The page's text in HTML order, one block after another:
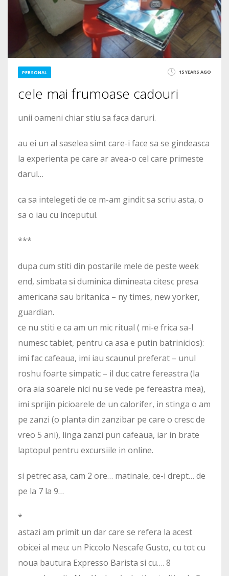
PERSONAL 15 YEARS AGO
cele mai frumoase cadouri
unii oameni chiar stiu sa faca daruri.
au ei un al saselea simt care-i face sa se gindeasca
la experienta pe care ar avea-o cel care primeste
darul…
ca sa intelegeti de ce m-am gindit sa scriu asta, o
sa o iau cu inceputul.
***
dupa cum stiti din postarile mele de peste week
end, simbata si duminica dimineata citesc presa
americana sau britanica – ny times, new yorker,
guardian.
ce nu stiti e ca am un mic ritual ( mi-e frica sa-l
numesc tabiet, pentru ca asa e putin batrinicios):
imi fac cafeaua, imi iau scaunul preferat – unul
roshu foarte simpatic – il duc catre fereastra (la
ora aia soarele nici nu se vede pe fereastra mea),
imi sprijin picioarele de un calorifer, in stinga o am
pe zanzi (o planta din zanzibar pe care o cresc de
vreo 5 ani), linga zanzi pun cafeaua, iar in brate
laptopul pentru excursiile in online.
si petrec asa, cam 2 ore… matinale, ce-i drept… de
pe la 7 la 9…
*
astazi am primit un dar care se refera la acest
obicei al meu: un Piccolo Nescafe Gusto, cu tot cu
noua bautura Expresso Barista si cu…. 8